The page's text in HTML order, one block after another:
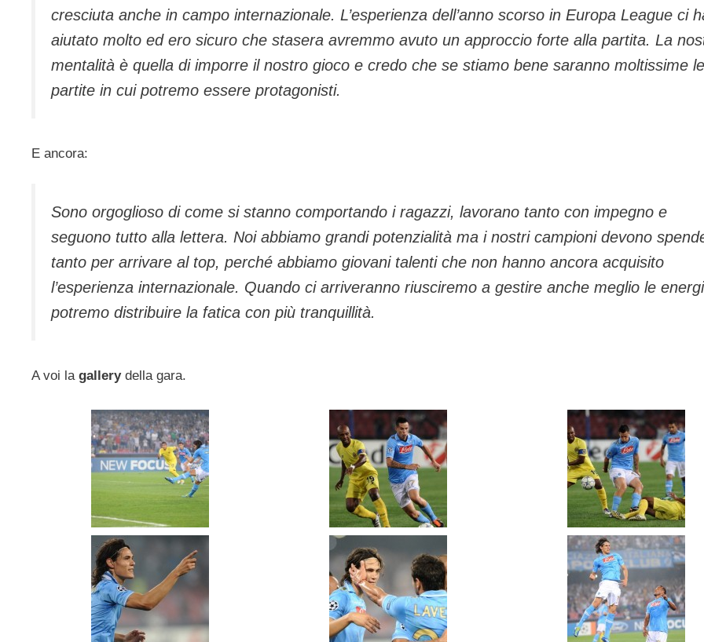
cresciuta anche in campo internazionale. L’esperienza dell’anno scorso in Europa League ci
aiutato molto ed ero sicuro che stasera avremmo avuto un approccio forte alla partita. La
mentalità è quella di imporre il nostro gioco e credo che se stiamo bene saranno moltissime le
partite in cui potremo essere protagonisti.
E ancora:
Sono orgoglioso di come si stanno comportando i ragazzi, lavorano tanto con impegno e
seguono tutto alla lettera. Noi abbiamo grandi potenzialità ma i nostri campioni devono
tanto per arrivare al top, perché abbiamo giovani talenti che non hanno ancora acquisito
l’esperienza internazionale. Quando ci arriveranno riusciremo a gestire anche meglio le
potremo distribuire la fatica con più tranquillità.
A voi lagallerydella gara.